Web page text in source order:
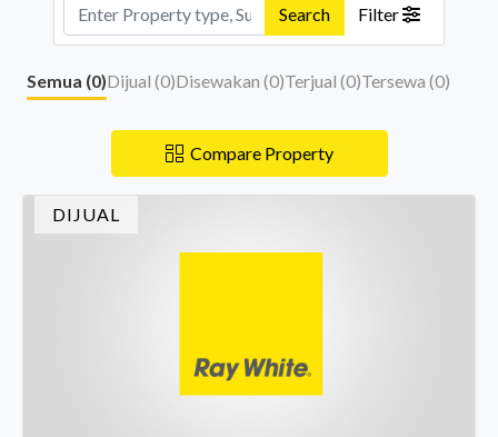
Search Filter
Semua (0)Dijual (0)Disewakan (0)Terjual (0)Tersewa (0)
Compare Property
DIJUAL